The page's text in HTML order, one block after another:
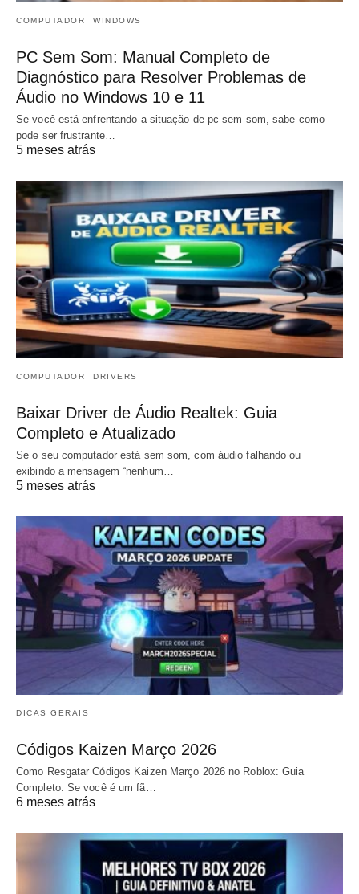
COMPUTADOR WINDOWS
PC Sem Som: Manual Completo de
Diagnóstico para Resolver Problemas de
Áudio no Windows 10 e 11
Se você está enfrentando a situação de pc sem som, sabe como
pode ser frustrante…
5 meses atrás
COMPUTADOR DRIVERS
Baixar Driver de Áudio Realtek: Guia
Completo e Atualizado
Se o seu computador está sem som, com áudio falhando ou
exibindo a mensagem “nenhum…
5 meses atrás
DICAS GERAIS
Códigos Kaizen Março 2026
Como Resgatar Códigos Kaizen Março 2026 no Roblox: Guia
Completo. Se você é um fã…
6 meses atrás